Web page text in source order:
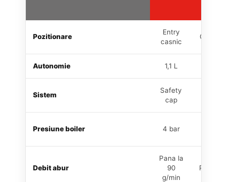
Pozitionare
Entry
casnic
Cel mai
Autonomie 1,1 L
Sistem
Safety
cap
Presiune boiler 4 bar
Debit abur
Pana la
90
g/min
Pana la